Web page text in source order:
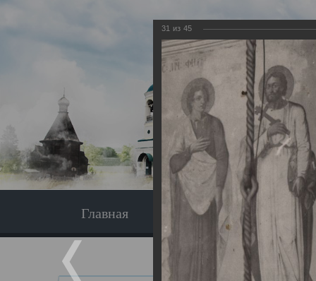
Главная Экскурсия
31 из 45